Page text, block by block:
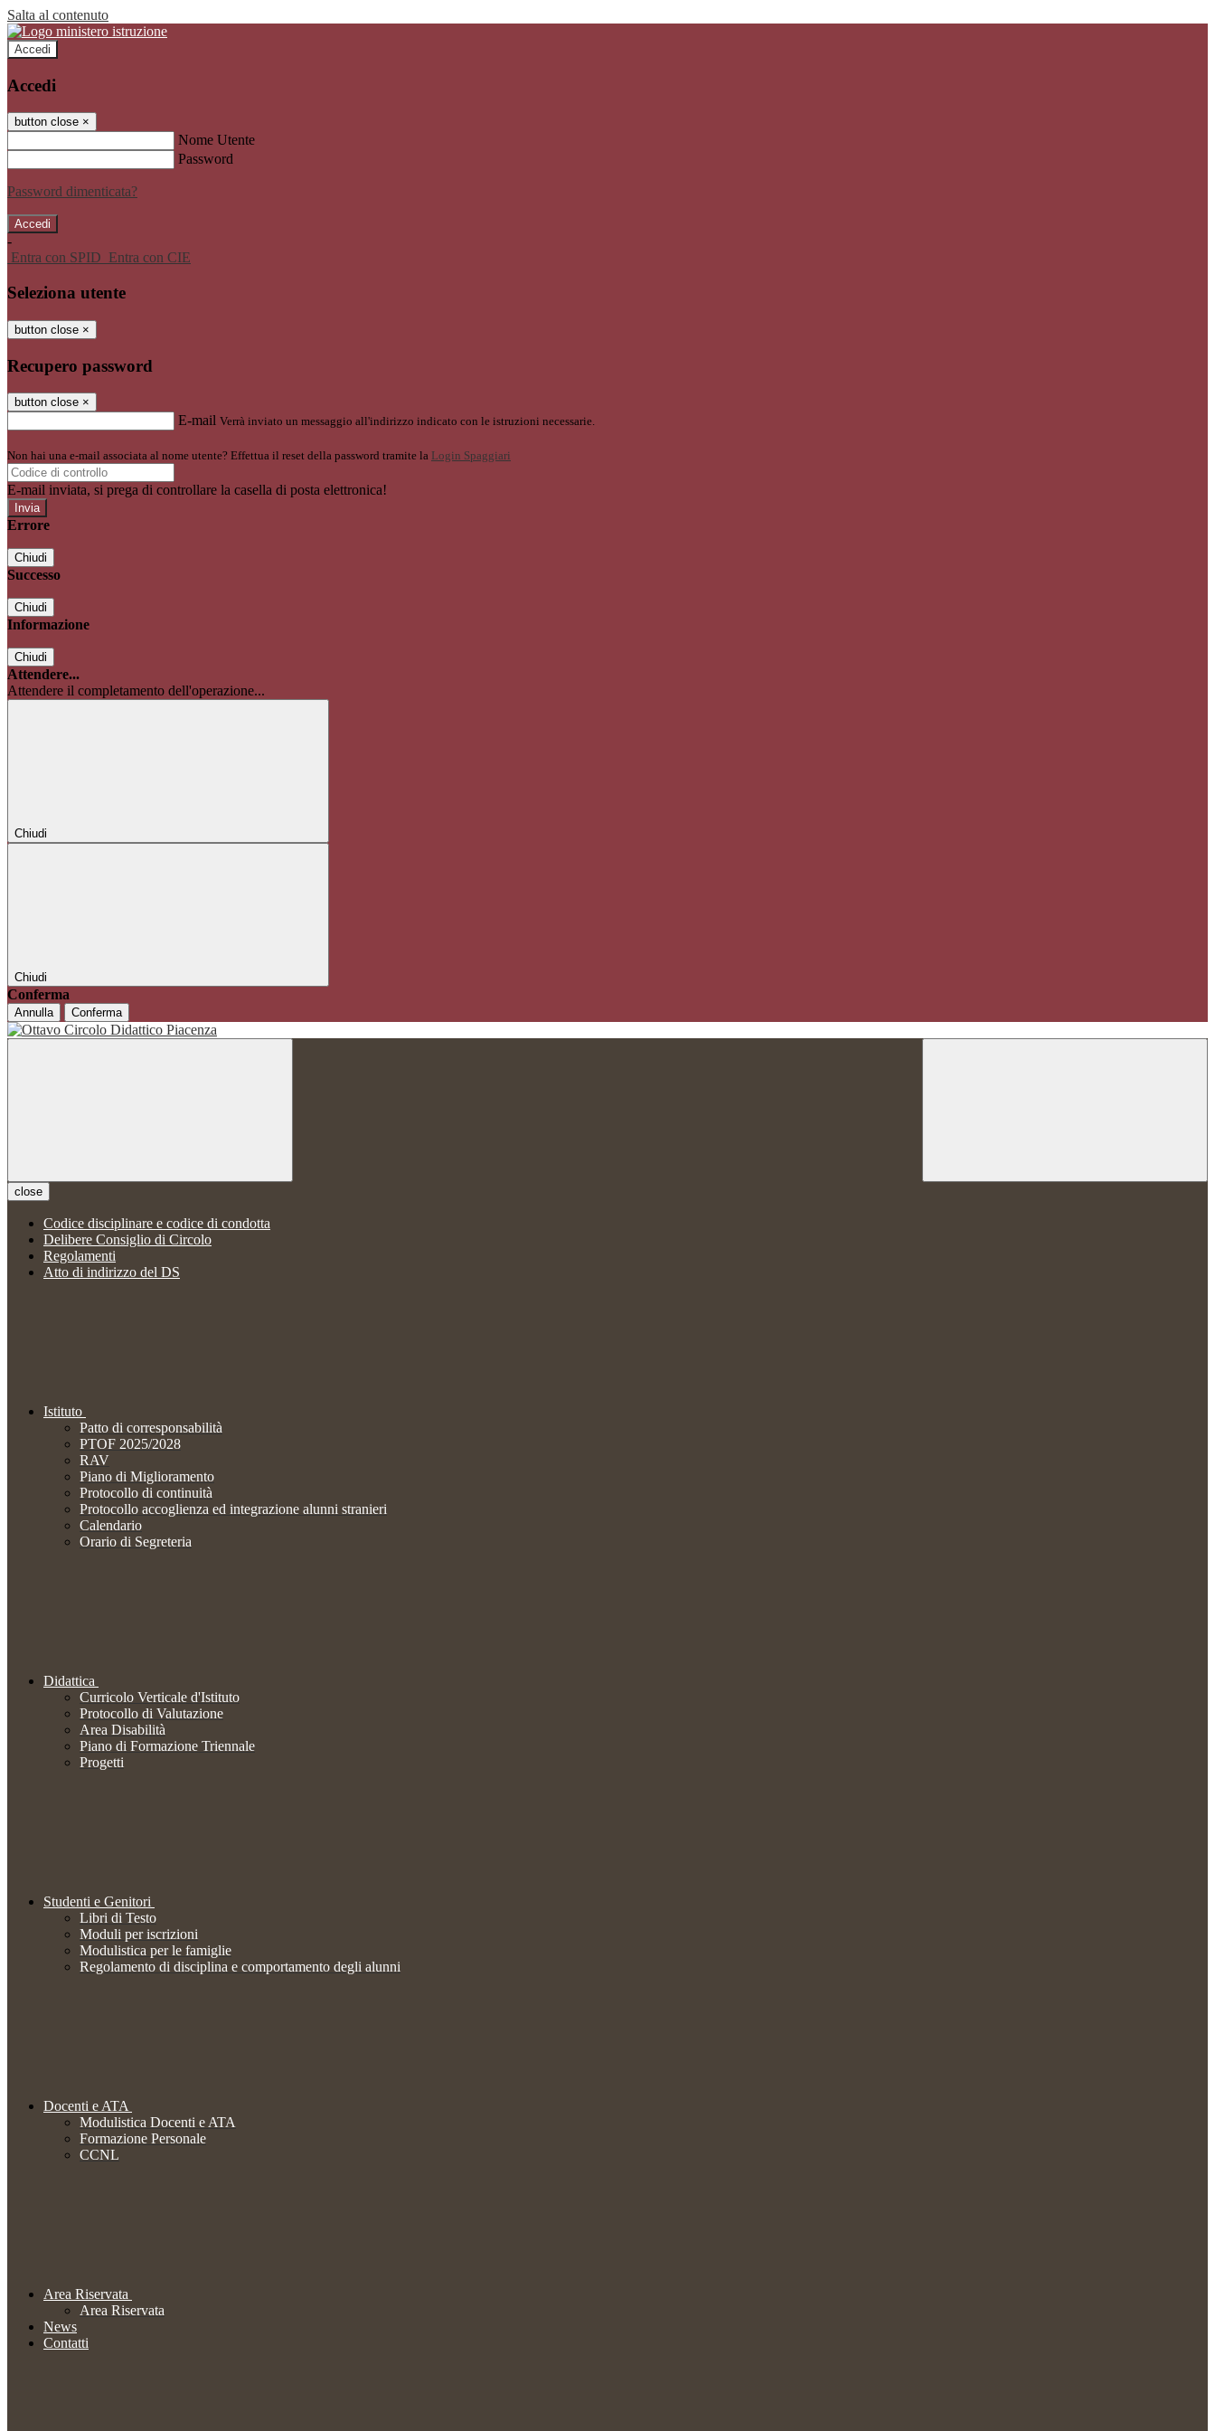
Salta al contenuto
Accedi
Accedi
button close ×
Nome Utente
Password
Password dimenticata?
-
Entra con SPID Entra con CIE
Seleziona utente
button close ×
Recupero password
button close ×
E-mail Verrà inviato un messaggio all'indirizzo indicato con le istruzioni necessarie.
Non hai una e-mail associata al nome utente? Effettua il reset della password tramite la Login Spaggiari
E-mail inviata, si prega di controllare la casella di posta elettronica!
Errore
Chiudi
Successo
Chiudi
Informazione
Chiudi
Attendere...
Attendere il completamento dell'operazione...
Chiudi
Chiudi
Conferma
Annulla Conferma
close
Codice disciplinare e codice di condotta
Delibere Consiglio di Circolo
Regolamenti
Atto di indirizzo del DS
Istituto
Patto di corresponsabilità
PTOF 2025/2028
RAV
Piano di Miglioramento
Protocollo di continuità
Protocollo accoglienza ed integrazione alunni stranieri
Calendario
Orario di Segreteria
Didattica
Curricolo Verticale d'Istituto
Protocollo di Valutazione
Area Disabilità
Piano di Formazione Triennale
Progetti
Studenti e Genitori
Libri di Testo
Moduli per iscrizioni
Modulistica per le famiglie
Regolamento di disciplina e comportamento degli alunni
Docenti e ATA
Modulistica Docenti e ATA
Formazione Personale
CCNL
Area Riservata
Area Riservata
News
Contatti